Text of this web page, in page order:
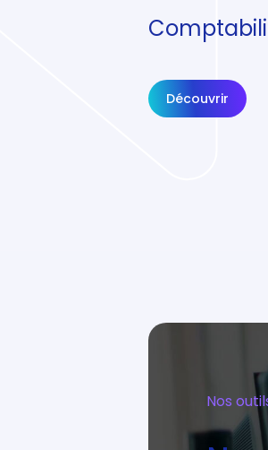
Découvrir
Nos